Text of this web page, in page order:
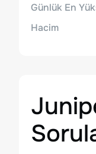
Günlük En
Hacim